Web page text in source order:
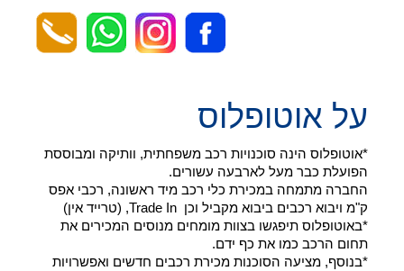
על אוטופלוס
*אוטופלוס הינה סוכנויות רכב משפחתית, וותיקה ומבוססת
הפועלת כבר מעל לארבעה עשורים.
החברה מתמחה במכירת כלי רכב מיד ראשונה, רכבי אפס
ק"מ ויבוא רכבים ביבוא מקביל וכן Trade In, (טרייד אין)
*באוטופלוס תיפגשו בצוות מומחים מנוסים המכירים את
תחום הרכב כמו את כף ידם.
*בנוסף, מציעה הסוכנות מכירת רכבים חדשים ואפשרויות